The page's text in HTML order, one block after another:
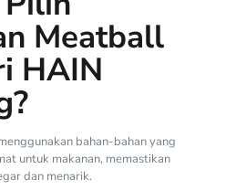
Meatball
HAIN
bahan-bahan yang
untuk makanan, memastikan
dan menarik.